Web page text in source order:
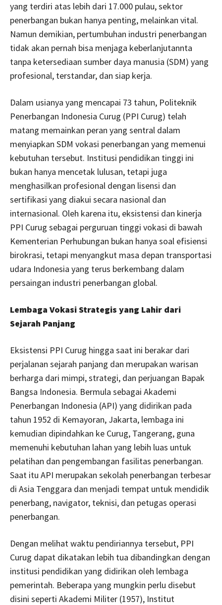
yang terdiri atas lebih dari 17.000 pulau, sektor
penerbangan bukan hanya penting, melainkan vital.
Namun demikian, pertumbuhan industri penerbangan
tidak akan pernah bisa menjaga keberlanjutannta
tanpa ketersediaan sumber daya manusia (SDM) yang
profesional, terstandar, dan siap kerja.
Dalam usianya yang mencapai 73 tahun, Politeknik
Penerbangan Indonesia Curug (PPI Curug) telah
matang memainkan peran yang sentral dalam
menyiapkan SDM vokasi penerbangan yang memenui
kebutuhan tersebut. Institusi pendidikan tinggi ini
bukan hanya mencetak lulusan, tetapi juga
menghasilkan profesional dengan lisensi dan
sertifikasi yang diakui secara nasional dan
internasional. Oleh karena itu, eksistensi dan kinerja
PPI Curug sebagai perguruan tinggi vokasi di bawah
Kementerian Perhubungan bukan hanya soal efisiensi
birokrasi, tetapi menyangkut masa depan transportasi
udara Indonesia yang terus berkembang dalam
persaingan industri penerbangan global.
Lembaga Vokasi Strategis yang Lahir dari
Sejarah Panjang
Eksistensi PPI Curug hingga saat ini berakar dari
perjalanan sejarah panjang dan merupakan warisan
berharga dari mimpi, strategi, dan perjuangan Bapak
Bangsa Indonesia. Bermula sebagai Akademi
Penerbangan Indonesia (API) yang didirikan pada
tahun 1952 di Kemayoran, Jakarta, lembaga ini
kemudian dipindahkan ke Curug, Tangerang, guna
memenuhi kebutuhan lahan yang lebih luas untuk
pelatihan dan pengembangan fasilitas penerbangan.
Saat itu API merupakan sekolah penerbangan terbesar
di Asia Tenggara dan menjadi tempat untuk mendidik
penerbang, navigator, teknisi, dan petugas operasi
penerbangan.
Dengan melihat waktu pendiriannya tersebut, PPI
Curug dapat dikatakan lebih tua dibandingkan dengan
institusi pendidikan yang didirikan oleh lembaga
pemerintah. Beberapa yang mungkin perlu disebut
disini seperti Akademi Militer (1957), Institut